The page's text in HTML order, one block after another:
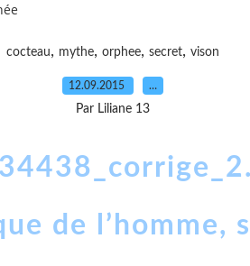
cocteau, mythe, orphee, secret, vison
12.09.2015 …
Par Liliane 13
de l’homme,